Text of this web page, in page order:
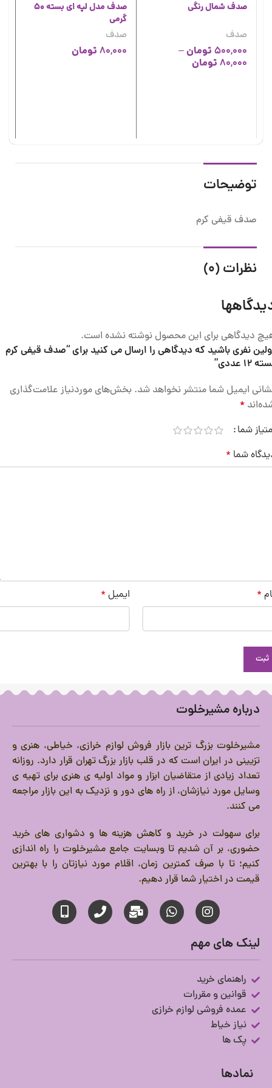
صدف شمال رنگی
صدف
500,000 تومان–
80,000 تومان
صدف مدل لپه ای بسته 50
گرمی
صدف
80,000 تومان
توضیحات
صدف قیفی کرم
نظرات (0)
دیدگاهی برای این محصول نوشته نشده است.
نفری باشید که دیدگاهی را ارسال می کنید برای “صدف قیفی کرم
12 عددی”
ایمیل شما منتشر نخواهد شد. بخش‌های موردنیاز علامت‌گذاری
*
شما
شما *
* ایمیل *
درباره مشیرخلوت
مشیرخلوت بزرگ ترین بازار فروش لوازم خرازی، خیاطی، هنری و
تزیینی در ایران است که در قلب بازار بزرگ تهران قرار دارد. روزانه
تعداد زیادی از متقاضیان ابزار و مواد اولیه ی هنری برای تهیه ی
وسایل مورد نیازشان، از راه های دور و نزدیک به این بازار مراجعه
می کنند.
برای سهولت در خرید و کاهش هزینه ها و دشواری های خرید
حضوری، بر آن شدیم تا وبسایت جامع مشیرخلوت را راه اندازی
کنیم؛ تا با صرف کمترین زمان، اقلام مورد نیازتان را با بهترین
قیمت در اختیار شما قرار دهیم.
لینک های مهم
راهنمای خرید
قوانین و مقررات
عمده فروشی لوازم خرازی
نیاز خیاط
پک ها
نمادها